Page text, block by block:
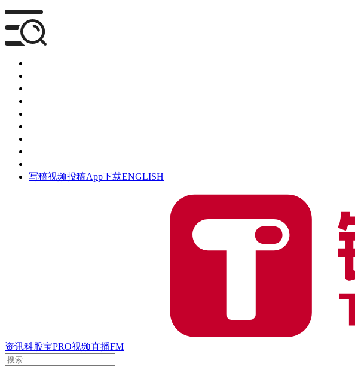
写稿视频投稿App下载ENGLISH
资讯科股宝PRO视频直播FM